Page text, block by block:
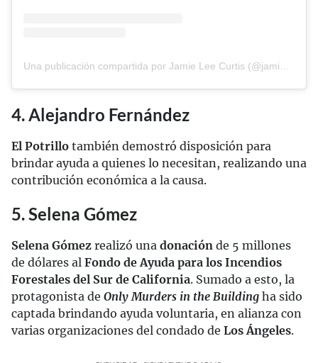
Una publicación compartida por Jamie Lee Curtis (@jamieleecurtis)
4. Alejandro Fernández
El Potrillo también demostró disposición para
brindar ayuda a quienes lo necesitan, realizando una
contribución económica a la causa.
5. Selena Gómez
Selena Gómez realizó una donación de 5 millones
de dólares al Fondo de Ayuda para los Incendios
Forestales del Sur de California. Sumado a esto, la
protagonista de Only Murders in the Building ha sido
captada brindando ayuda voluntaria, en alianza con
varias organizaciones del condado de Los Ángeles.